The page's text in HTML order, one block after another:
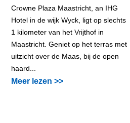
Crowne Plaza Maastricht, an IHG
Hotel in de wijk Wyck, ligt op slechts
1 kilometer van het Vrijthof in
Maastricht. Geniet op het terras met
uitzicht over de Maas, bij de open
haard...
Meer lezen >>